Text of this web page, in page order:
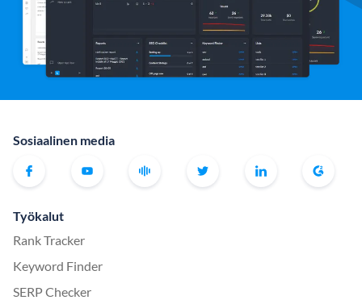
Sosiaalinen media
Työkalut
Rank Tracker
Keyword Finder
SERP Checker